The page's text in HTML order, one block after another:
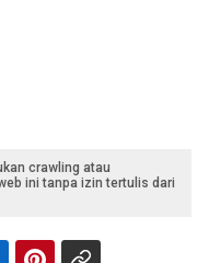
crawling atau
ini tanpa izin tertulis dari